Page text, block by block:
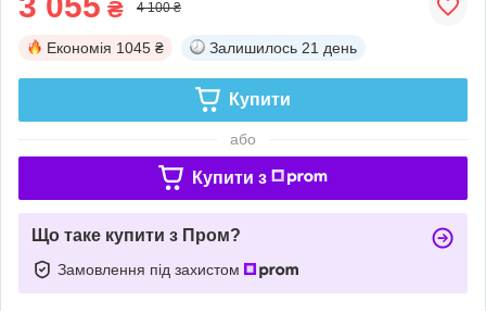
₴ 4 100 ₴
Економія 1045 ₴ Залишилось 21 день
Купити
або
Купити з
Що таке купити з Пром?
Замовлення під захистом